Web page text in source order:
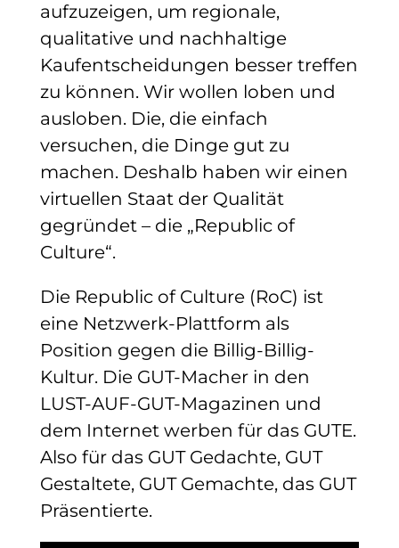
aufzuzeigen, um regionale,
qualitative und nachhaltige
Kaufentscheidungen besser treffen
zu können. Wir wollen loben und
ausloben. Die, die einfach
versuchen, die Dinge gut zu
machen. Deshalb haben wir einen
virtuellen Staat der Qualität
gegründet – die „Republic of
Culture“.
Die Republic of Culture (RoC) ist
eine Netzwerk-Plattform als
Position gegen die Billig-Billig-
Kultur. Die GUT-Macher in den
LUST-AUF-GUT-Magazinen und
dem Internet werben für das GUTE.
Also für das GUT Gedachte, GUT
Gestaltete, GUT Gemachte, das GUT
Präsentierte.